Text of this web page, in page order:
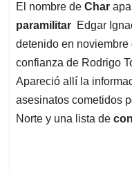
El nombre de Char
paramilitar Edgar
detenido en
confianza de Rodrigo
Apareció allí la
asesinatos cometidos
Norte y una lista de